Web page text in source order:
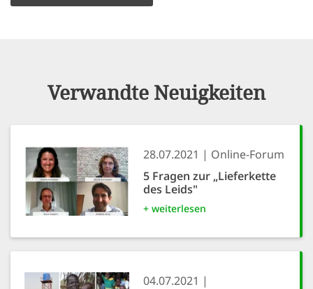
Verwandte Neuigkeiten
28.07.2021
Online-Forum
5 Fragen zur „Lieferkette
des Leids"
+ weiterlesen
04.07.2021